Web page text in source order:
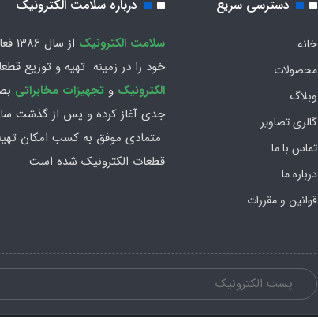
دسترسی سریع
خانه
محصولات
وبلاگ
گالری تصاویر
تماس با ما
درباره ما
قوانین و مقررات
درباره سلامت الکترونیک
سلامت الكترونيك
از سال
خود را در زمينه تهيه و توزیع
الکترونیک و تجهیزات مخابراتی
جدي آغاز كرده و پس از گذشت
متمادي موفق به کسب امکان
قطعات الکترونیک شده